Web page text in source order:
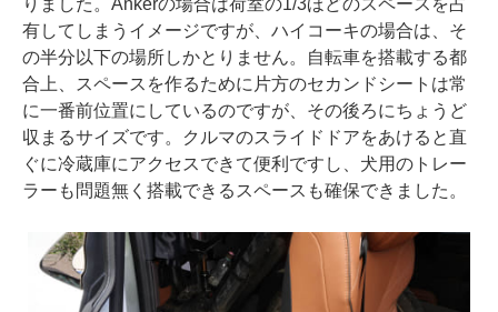
りました。Ankerの場合は荷室の1/3ほどのスペースを占
有してしまうイメージですが、ハイコーキの場合は、そ
の半分以下の場所しかとりません。自転車を搭載する都
合上、スペースを作るために片方のセカンドシートは常
に一番前位置にしているのですが、その後ろにちょうど
収まるサイズです。クルマのスライドドアをあけると直
ぐに冷蔵庫にアクセスできて便利ですし、犬用のトレー
ラーも問題無く搭載できるスペースも確保できました。